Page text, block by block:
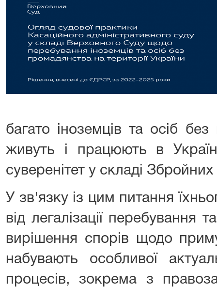
багато іноземців та осіб
живуть і працюють в
суверенітет у складі
У зв'язку із цим питання
від легалізації перебування
вирішення спорів щодо
набувають особливої
процесів, зокрема з